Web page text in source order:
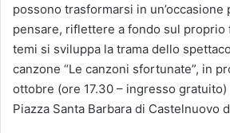
possono trasformarsi in
pensare, riflettere a fondo sul proprio
temi si sviluppa la trama dello
canzone “Le canzoni sfortunate”, in
ottobre (ore 17.30 – ingresso
Piazza Santa Barbara di Castelnuovo